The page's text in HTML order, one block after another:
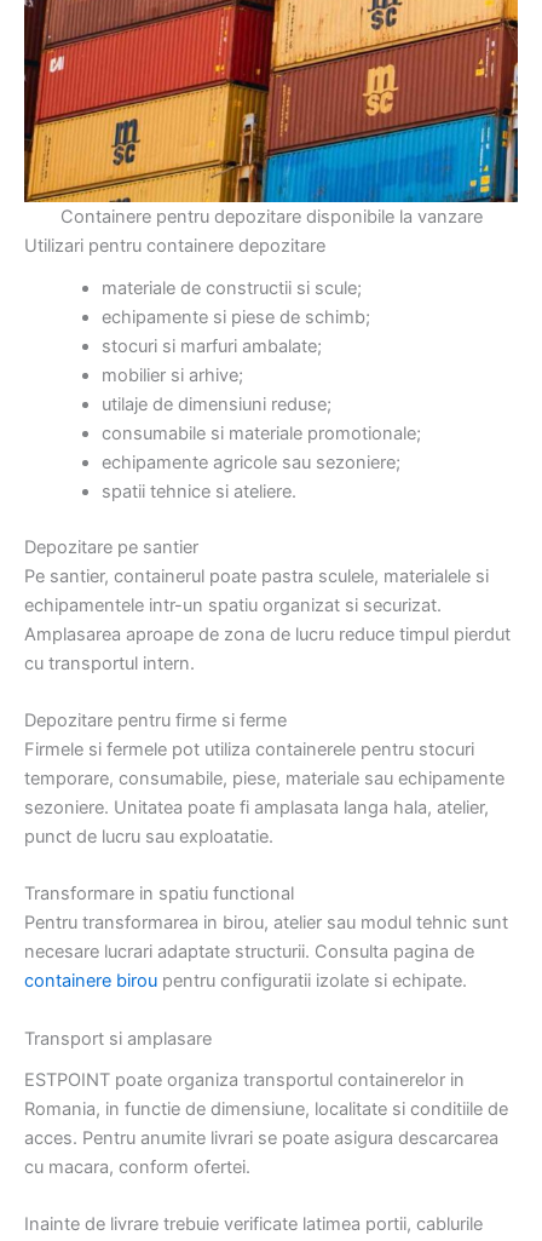
Containere pentru depozitare disponibile la vanzare
Utilizari pentru containere depozitare
materiale de constructii si scule;
echipamente si piese de schimb;
stocuri si marfuri ambalate;
mobilier si arhive;
utilaje de dimensiuni reduse;
consumabile si materiale promotionale;
echipamente agricole sau sezoniere;
spatii tehnice si ateliere.
Depozitare pe santier
Pe santier, containerul poate pastra sculele, materialele si
echipamentele intr-un spatiu organizat si securizat.
Amplasarea aproape de zona de lucru reduce timpul pierdut
cu transportul intern.
Depozitare pentru firme si ferme
Firmele si fermele pot utiliza containerele pentru stocuri
temporare, consumabile, piese, materiale sau echipamente
sezoniere. Unitatea poate fi amplasata langa hala, atelier,
punct de lucru sau exploatatie.
Transformare in spatiu functional
Pentru transformarea in birou, atelier sau modul tehnic sunt
necesare lucrari adaptate structurii. Consulta pagina de
containere birou pentru configuratii izolate si echipate.
Transport si amplasare
ESTPOINT poate organiza transportul containerelor in
Romania, in functie de dimensiune, localitate si conditiile de
acces. Pentru anumite livrari se poate asigura descarcarea
cu macara, conform ofertei.
Inainte de livrare trebuie verificate latimea portii, cablurile